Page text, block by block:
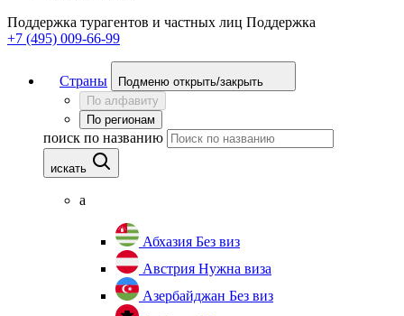
Поддержка турагентов и частных лиц Поддержка
+7 (495) 009-66-99
Страны
Подменю открыть/закрыть
По алфавиту
По регионам
поиск по названию
искать
а
Абхазия Без виз
Австрия Нужна виза
Азербайджан Без виз